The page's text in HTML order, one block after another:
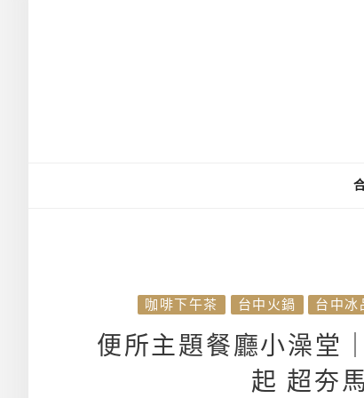
咖啡下午茶 台中火鍋 台中冰
便所主題餐廳小澡堂
起 超夯